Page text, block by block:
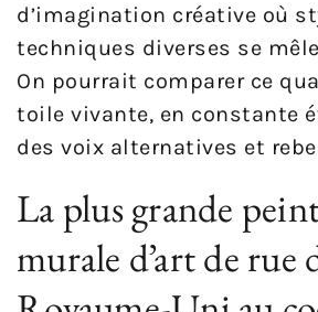
d’imagination créative où
techniques diverses se
On pourrait comparer ce
toile vivante, en constante
des voix alternatives et
La plus grande
murale d’art de rue